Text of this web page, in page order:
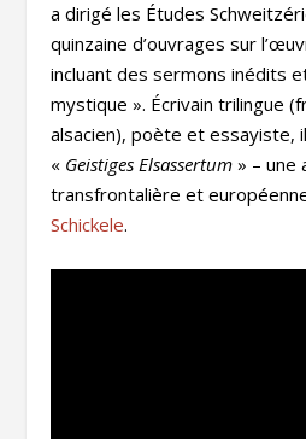
a dirigé les Études
quinzaine d’ouvrages sur
incluant des sermons inédits
mystique ». Écrivain trilingue
alsacien), poète et essayiste,
« Geistiges Elsassertum » – une
transfrontalière et
Schickele.